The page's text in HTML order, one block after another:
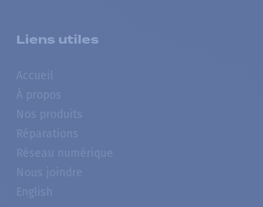
Liens utiles
Accueil
À propos
Nos produits
Réparations
Réseau numérique
Nous joindre
English